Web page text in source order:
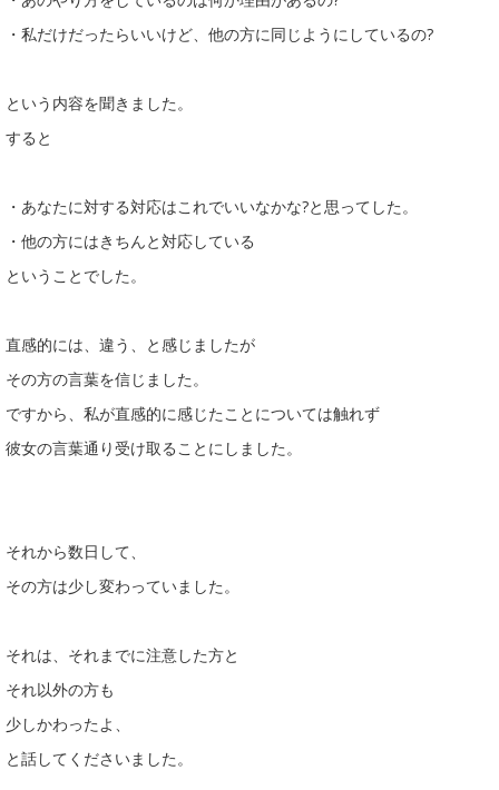
・私だけだったらいいけど、他の方に同じようにしているの?
という内容を聞きました。
すると
・あなたに対する対応はこれでいいなかな?と思ってした。
・他の方にはきちんと対応している
ということでした。
直感的には、違う、と感じましたが
その方の言葉を信じました。
ですから、私が直感的に感じたことについては触れず
彼女の言葉通り受け取ることにしました。
それから数日して、
その方は少し変わっていました。
それは、それまでに注意した方と
それ以外の方も
少しかわったよ、
と話してくださいました。